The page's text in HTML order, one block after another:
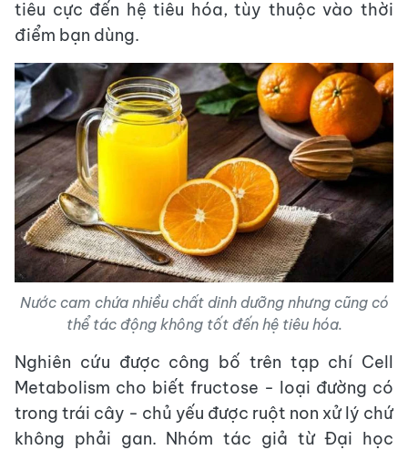
tiêu cực đến hệ tiêu hóa, tùy thuộc vào thời
điểm bạn dùng.
Nước cam chứa nhiều chất dinh dưỡng nhưng cũng có
thể tác động không tốt đến hệ tiêu hóa.
Nghiên cứu được công bố trên tạp chí Cell
Metabolism cho biết fructose - loại đường có
trong trái cây - chủ yếu được ruột non xử lý chứ
không phải gan. Nhóm tác giả từ Đại học